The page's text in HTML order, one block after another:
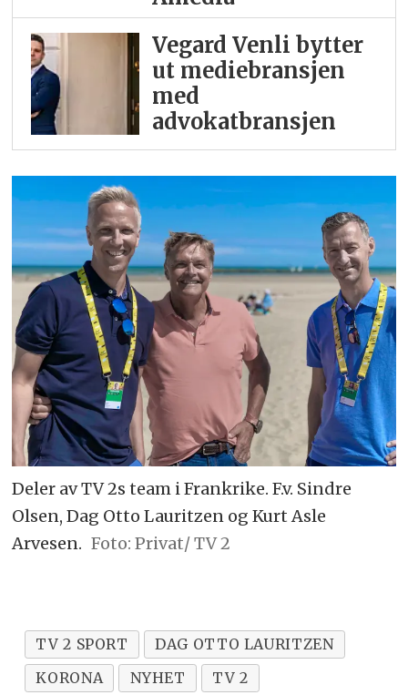
Vegard Venli bytter
ut mediebransjen
med
advokatbransjen
Deler av TV 2s team i Frankrike. F.v. Sindre
Olsen, Dag Otto Lauritzen og Kurt Asle
Arvesen. Foto: Privat/ TV 2
TV 2 SPORT
DAG OTTO LAURITZEN
KORONA
NYHET
TV 2